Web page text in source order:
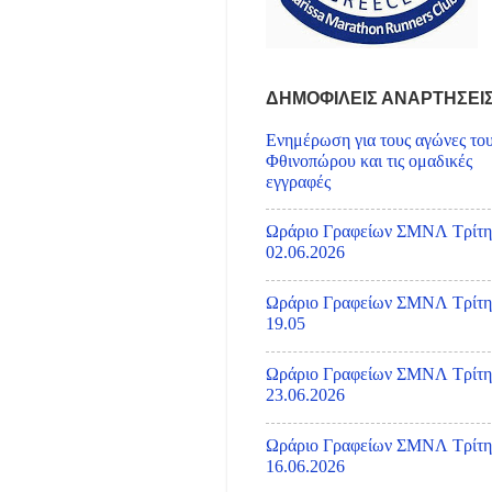
ΔΗΜΟΦΙΛΕΙΣ
Ενημέρωση για τους αγώνες
Φθινοπώρου και τις ομαδικές
εγγραφές
Ωράριο Γραφείων ΣΜΝΛ Τρίτη
02.06.2026
Ωράριο Γραφείων ΣΜΝΛ Τρίτη
19.05
Ωράριο Γραφείων ΣΜΝΛ Τρίτη
23.06.2026
Ωράριο Γραφείων ΣΜΝΛ Τρίτη
16.06.2026